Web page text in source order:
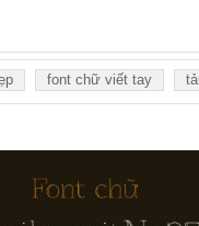
font chữ viết tay